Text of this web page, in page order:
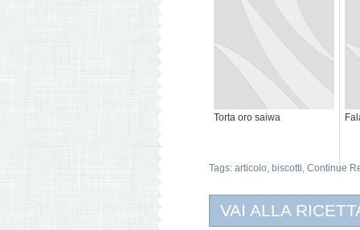
Torta oro saiwa
Tags: articolo, biscotti, Continue
VAI ALLA